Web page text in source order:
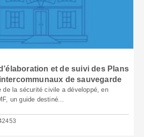
et de suivi des Plans
de sauvegarde
de la sécurité civile a développé, en
un guide destiné...